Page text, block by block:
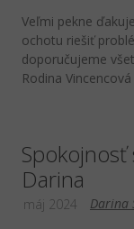
Veľmi pekne
ochotu riešiť
doporučujeme
Rodina Vincencová
Spokojnosť
Darina
Darina
máj 2024